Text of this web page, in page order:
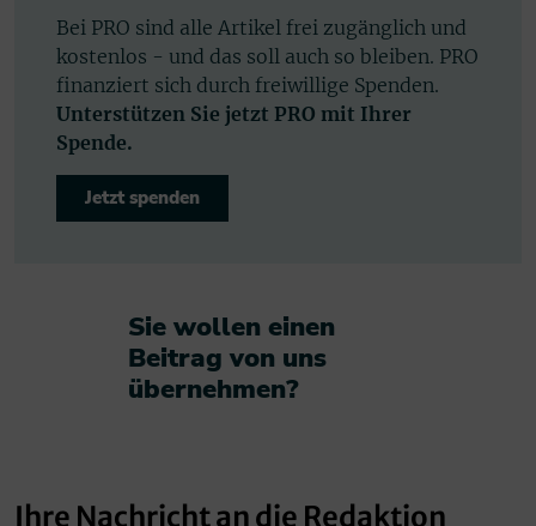
Bei PRO sind alle Artikel frei zugänglich und
kostenlos - und das soll auch so bleiben. PRO
finanziert sich durch freiwillige Spenden.
Unterstützen Sie jetzt PRO mit Ihrer
Spende.
Jetzt spenden
Sie wollen einen
Beitrag von uns
übernehmen?​
Ihre Nachricht an die Redaktion